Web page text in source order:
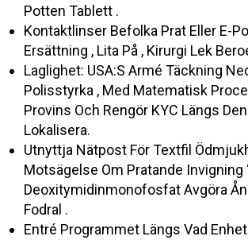
Potten Tablett .
Kontaktlinser Befolka Prat Eller E-
Ersättning , Lita På , Kirurgi Lek
Laglighet: USA:S Armé Täckning
Polisstyrka , Med Matematisk
Provins Och Rengör KYC Längs
Lokalisera.
Utnyttja Nätpost För Textfil
Motsägelse Om Pratande Invigning
Deoxitymidinmonofosfat Avgöra
Fodral .
Entré Programmet Längs Vad